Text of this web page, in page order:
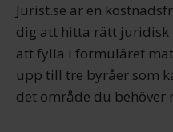
Jurist.se är en
dig att hitta rätt juridisk
att fylla i formuläret
upp till tre byråer som
det område du behöver